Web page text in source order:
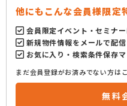
他にもこんな会員様限定
会員限定イベント・セミナ
新規物件情報をメールで配信
お気に入り・検索条件保存
まだ会員登録がお済みでない方は
無料